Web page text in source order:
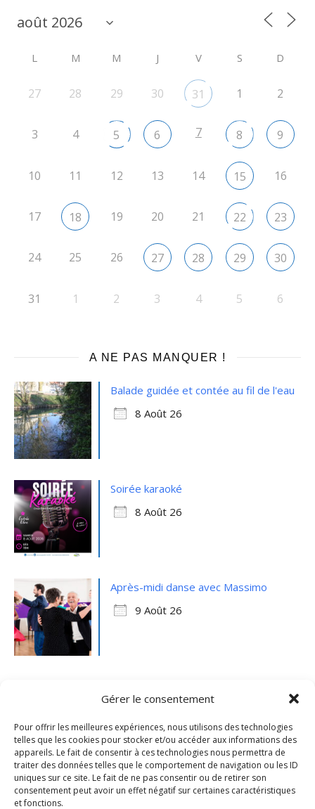
Gérer le consentement
Pour offrir les meilleures expériences, nous utilisons des technologies
telles que les cookies pour stocker et/ou accéder aux informations des
appareils. Le fait de consentir à ces technologies nous permettra de
traiter des données telles que le comportement de navigation ou les ID
uniques sur ce site. Le fait de ne pas consentir ou de retirer son
consentement peut avoir un effet négatif sur certaines caractéristiques
et fonctions.
L M M J V S D
27 28 29 30 31 1 2
3 4 5 6 7 8 9
10 11 12 13 14 15 16
17 18 19 20 21 22 23
24 25 26 27 28 29 30
31 1 2 3 4 5 6
A NE PAS MANQUER !
Balade guidée et contée au fil de l'eau
8 Août 26
Soirée karaoké
8 Août 26
Après-midi danse avec Massimo
9 Août 26